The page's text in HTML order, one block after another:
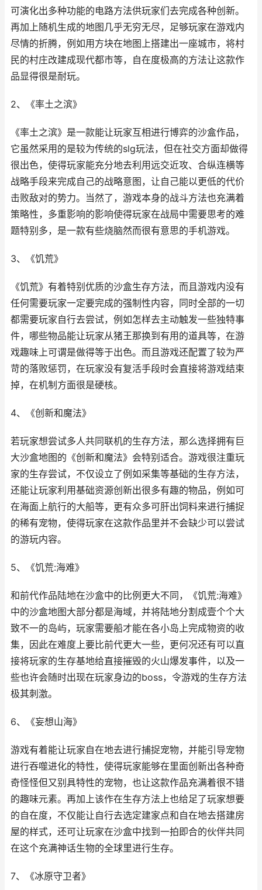
可演化出多种功能的电路方法供玩家们去完成各种创新。
再加上随机生成的地图几乎无穷无尽，足够玩家在游戏内
尽情的折腾，例如用方块在地图上搭建出一座城市，将村
民的村庄改建成现代都市等，自在度极高的方法让这款作
品显得很是耐玩。
2、《率土之滨》
《率土之滨》是一款能让玩家互相进行博弈的沙盒作品，
它虽然采用的是较为传统的slg玩法，但在社交方面却做得
很出色，使得玩家能充分地去利用远交近攻、合纵连横等
战略手段来完成自己的战略意图，让自己能以更低的代价
击败敌对的势力。当然了，游戏本身的战斗方法也充满着
策略性，多重影响的影响使得玩家在战局中需要思考的难
题特别多，是一款有些烧脑然而很有意思的手机游戏。
3、《饥荒》
《饥荒》有着特别优质的沙盒生存方法，而且游戏内没有
任何需要玩家一定要完成的强制性内容，同时全部的一切
都需要玩家自行去尝试，例如怎样去主动触发一些独特事
件，哪些物品能让玩家从猪王那换到有用的道具等，在游
戏趣味上可谓是做得等于出色。而且游戏还配置了较为严
苛的落败惩罚，在玩家没有复活手段时会直接将游戏结束
掉，在机制方面很是硬核。
4、《创新和魔法》
若玩家想尝试多人共同联机的生存方法，那么选择拥有巨
大沙盒地图的《创新和魔法》会特别适合。游戏很注重玩
家的生存尝试，不仅设立了例如采集等基础的生存方法，
还能让玩家利用基础资源创新出很多有趣的物品，例如可
在海面上航行的大船等，更有众多可肝出饲料来进行捕捉
的稀有宠物，使得玩家在这款作品里并不会缺少可以尝试
的游玩内容。
5、《饥荒:海难》
和前代作品陆地在沙盒中的比例更大不同，《饥荒:海难》
中的沙盒地图大部分都是海域，并将陆地分割成壹个个大
致不一的岛屿，玩家需要船才能在各小岛上完成物资的收
集，因此在难度上要比前代更大一些，更何况还有可以直
接将玩家的生存基地给直接摧毁的火山爆发事件，以及一
些也许会随时出现在玩家身边的boss，令游戏的生存方法
极其刺激。
6、《妄想山海》
游戏有着能让玩家自在地去进行捕捉宠物，并能引导宠物
进行吞噬进化的特性，使得玩家能够在里面创新出各种奇
奇怪怪但又别具特性的宠物，也让这款作品充满着很不错
的趣味元素。再加上该作在生存方法上也给足了玩家想要
的自在度，不仅能让自行去选定建家点和自在地去搭建房
屋的样式，还可让玩家在沙盒中找到一拍即合的伙伴共同
在这个充满神话生物的全球里进行生存。
7、《冰原守卫者》